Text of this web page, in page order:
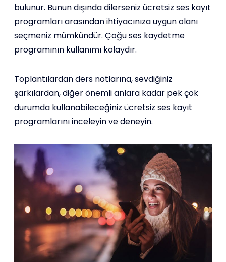
bulunur. Bunun dışında dilerseniz ücretsiz ses kayıt
programları arasından ihtiyacınıza uygun olanı
seçmeniz mümkündür. Çoğu ses kaydetme
programının kullanımı kolaydır.
Toplantılardan ders notlarına, sevdiğiniz
şarkılardan, diğer önemli anlara kadar pek çok
durumda kullanabileceğiniz ücretsiz ses kayıt
programlarını inceleyin ve deneyin.